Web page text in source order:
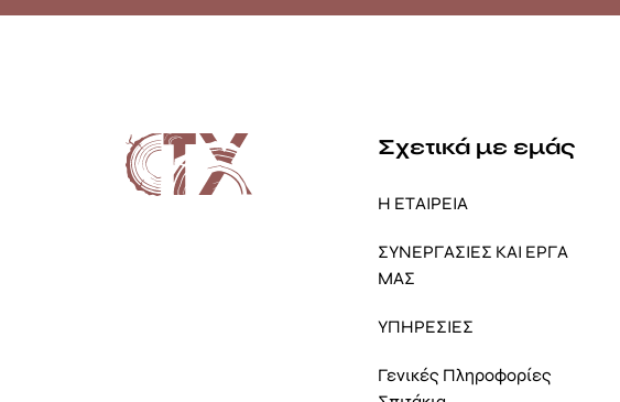
Σχετικά με εμάς
Η ΕΤΑΙΡΕΙΑ
ΣΥΝΕΡΓΑΣΙΕΣ ΚΑΙ ΕΡΓΑ
ΜΑΣ
ΥΠΗΡΕΣΙΕΣ
Γενικές Πληροφορίες